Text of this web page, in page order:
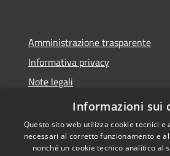
Amministrazione trasparente
Informativa privacy
Note legali
Dichiarazione di accessibilità
Informazioni sui
Questo sito web utilizza cookie tecnici
necessari al corretto funzionamento e
nonché un cookie tecnico analitico al